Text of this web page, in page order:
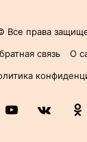
Все права
связь О
YouTubevk.com